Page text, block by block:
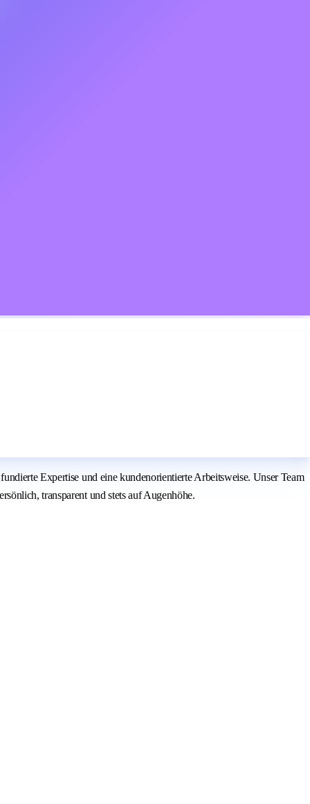
Expertise und eine kundenorientierte Arbeitsweise. Unser Team
transparent und stets auf Augenhöhe.